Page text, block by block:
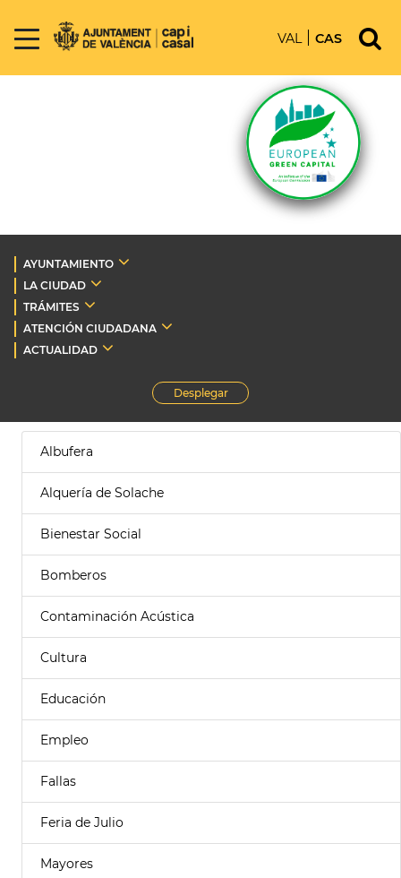
VAL CAS
AYUNTAMIENTO
LA CIUDAD
TRÁMITES
ATENCIÓN CIUDADANA
ACTUALIDAD
Desplegar
Albufera
Alquería de Solache
Bienestar Social
Bomberos
Contaminación Acústica
Cultura
Educación
Empleo
Fallas
Feria de Julio
Mayores